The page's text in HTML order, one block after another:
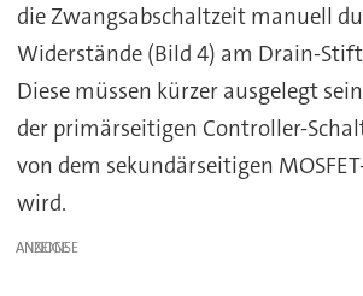
die Zwangsabschaltzeit manuell
Widerstände (Bild 4) am Drain-
Diese müssen kürzer ausgelegt
der primärseitigen Controller-
von dem sekundärseitigen
wird.
ANZEIGE